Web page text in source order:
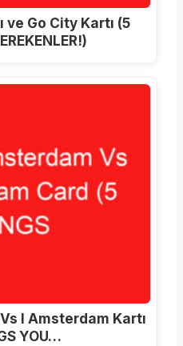
Go City Kartı (5
I Amsterdam Kartı
YOU…